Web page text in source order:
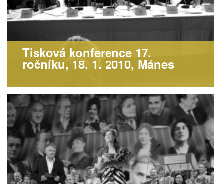
Tisková konference 17.
ročníku, 18. 1. 2010, Mánes